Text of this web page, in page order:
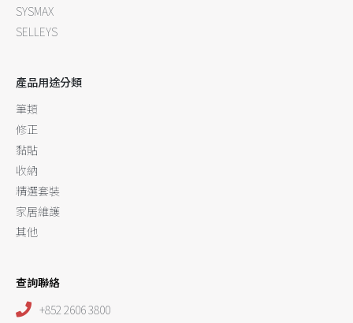
SYSMAX
SELLEYS
產品用途分類
筆類
修正
黏貼
收納
精選套裝
家居維護
其他
查詢聯絡
+852 2606 3800